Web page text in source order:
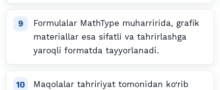
Formulalar MathType muharririda, grafik
materiallar esa sifatli va tahrirlashga
yaroqli formatda tayyorlanadi.
Maqolalar tahririyat tomonidan ko‘rib